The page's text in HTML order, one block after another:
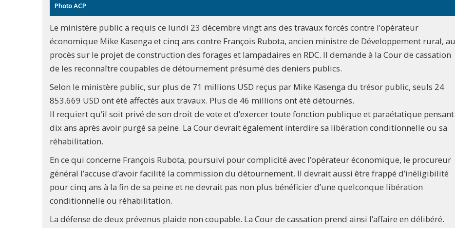
Photo ACP
Le ministère public a requis ce lundi 23 décembre vingt ans des travaux forcés contre l’opérateur
économique Mike Kasenga et cinq ans contre François Rubota, ancien ministre de Développement rural, au
procès sur le projet de construction des forages et lampadaires en RDC. Il demande à la Cour de cassation
de les reconnaître coupables de détournement présumé des deniers publics.
Selon le ministère public, sur plus de 71 millions USD reçus par Mike Kasenga du trésor public, seuls 24
853.669 USD ont été affectés aux travaux. Plus de 46 millions ont été détournés.
Il requiert qu’il soit privé de son droit de vote et d’exercer toute fonction publique et paraétatique pensant
dix ans après avoir purgé sa peine. La Cour devrait également interdire sa libération conditionnelle ou sa
réhabilitation.
En ce qui concerne François Rubota, poursuivi pour complicité avec l’opérateur économique, le procureur
général l’accuse d’avoir facilité la commission du détournement. Il devrait aussi être frappé d’inéligibilité
pour cinq ans à la fin de sa peine et ne devrait pas non plus bénéficier d’une quelconque libération
conditionnelle ou réhabilitation.
La défense de deux prévenus plaide non coupable. La Cour de cassation prend ainsi l’affaire en délibéré.